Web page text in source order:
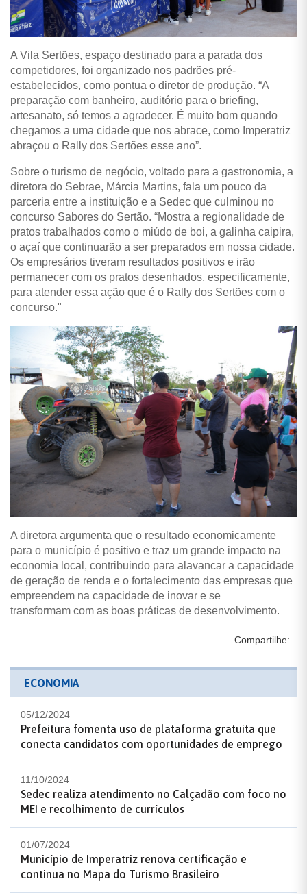
A Vila Sertões, espaço destinado para a parada dos
competidores, foi organizado nos padrões pré-
estabelecidos, como pontua o diretor de produção. “A
preparação com banheiro, auditório para o briefing,
artesanato, só temos a agradecer. É muito bom quando
chegamos a uma cidade que nos abrace, como Imperatriz
abraçou o Rally dos Sertões esse ano”.
Sobre o turismo de negócio, voltado para a gastronomia, a
diretora do Sebrae, Márcia Martins, fala um pouco da
parceria entre a instituição e a Sedec que culminou no
concurso Sabores do Sertão. “Mostra a regionalidade de
pratos trabalhados como o miúdo de boi, a galinha caipira,
o açaí que continuarão a ser preparados em nossa cidade.
Os empresários tiveram resultados positivos e irão
permanecer com os pratos desenhados, especificamente,
para atender essa ação que é o Rally dos Sertões com o
concurso."
A diretora argumenta que o resultado economicamente
para o município é positivo e traz um grande impacto na
economia local, contribuindo para alavancar a capacidade
de geração de renda e o fortalecimento das empresas que
empreendem na capacidade de inovar e se
transformam com as boas práticas de desenvolvimento.
Compartilhe:
ECONOMIA
05/12/2024
Prefeitura fomenta uso de plataforma gratuita que
conecta candidatos com oportunidades de emprego
11/10/2024
Sedec realiza atendimento no Calçadão com foco no
MEI e recolhimento de currículos
01/07/2024
Município de Imperatriz renova certificação e
continua no Mapa do Turismo Brasileiro